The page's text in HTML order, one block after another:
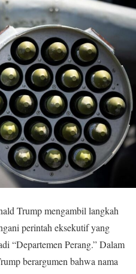
Trump mengambil langkah
perintah eksekutif yang
“Departemen Perang.” Dalam
berargumen bahwa nama